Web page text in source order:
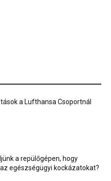
a Lufthansa Csoportnál
a repülőgépen, hogy
egészségügyi kockázatokat?